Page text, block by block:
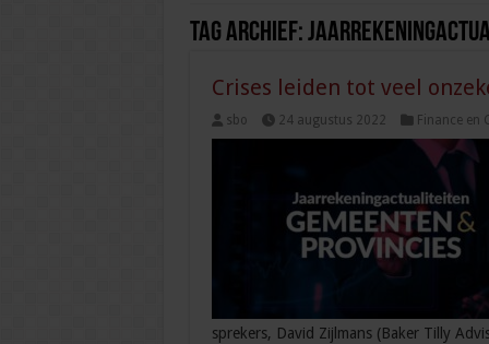
Tag Archief:
Crises leiden tot veel
sbo 24 augustus 2022 Finance en
sprekers, David Zijlmans (Baker Tilly